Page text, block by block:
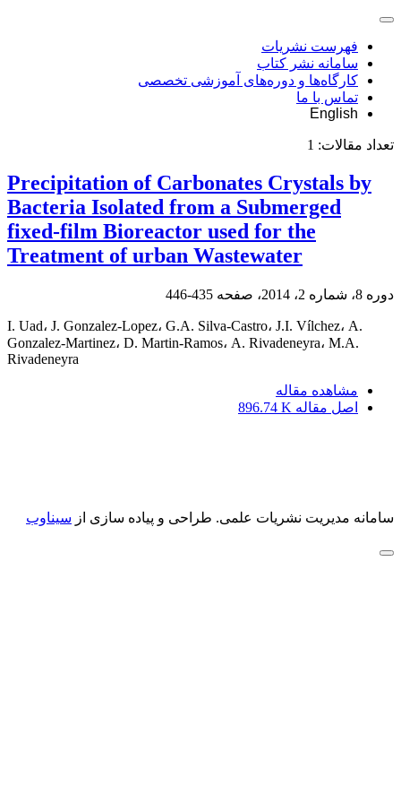
فهرست نشریات
سامانه نشر کتاب
کارگاه‌ها و دوره‌های آموزشی تخصصی
تماس با ما
English
تعداد مقالات: 1
Precipitation of Carbonates Crystals by
Bacteria Isolated from a Submerged
fixed-film Bioreactor used for the
Treatment of urban Wastewater
دوره 8، شماره 2، 2014، صفحه 435-446
I. Uad، J. Gonzalez-Lopez، G.A. Silva-Castro، J.I. Vílchez، A.
Gonzalez-Martinez، D. Martin-Ramos، A. Rivadeneyra، M.A.
Rivadeneyra
مشاهده مقاله
اصل مقاله 896.74 K
سامانه مدیریت نشریات علمی. طراحی و پیاده سازی از سیناوب